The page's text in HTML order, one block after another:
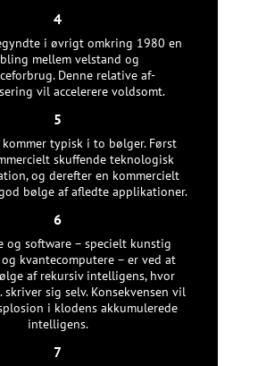
4
i øvrigt omkring 1980 en
mellem velstand og
Denne relative af-
vil accelerere voldsomt.
5
typisk i to bølger. Først
skuffende teknologisk
og derefter en kommercielt
bølge af afledte applikationer.
6
og software – specielt kunstig
kvantecomputere – er ved at
af rekursiv intelligens, hvor
skriver sig selv. Konsekvensen vil
i klodens akkumulerede
intelligens.
7